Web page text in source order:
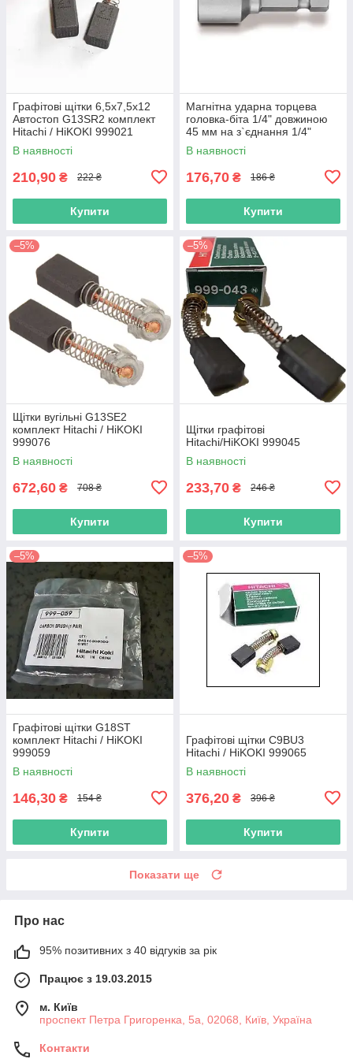
Графітові щітки 6,5х7,5х12
Автостоп G13SR2 комплект
Hitachi / HiKOKI 999021
В наявності
210,90 ₴ 222 ₴
Купити
Магнітна ударна торцева
головка-біта 1/4" довжиною
45 мм на з`єднання 1/4"
Hikoki (Hitachi) 752362
В наявності
176,70 ₴ 186 ₴
Купити
–5%
Щітки вугільні G13SE2
комплект Hitachi / HiKOKI
999076
В наявності
672,60 ₴ 708 ₴
Купити
–5%
Щітки графітові
Hitachi/HiKOKI 999045
В наявності
233,70 ₴ 246 ₴
Купити
–5%
Графітові щітки G18ST
комплект Hitachi / HiKOKI
999059
В наявності
146,30 ₴ 154 ₴
Купити
–5%
Графітові щітки C9BU3
Hitachi / HiKOKI 999065
В наявності
376,20 ₴ 396 ₴
Купити
Показати ще
Про нас
95% позитивних з 40 відгуків за рік
Працює з 19.03.2015
м. Київ
проспект Петра Григоренка, 5а, 02068, Київ, Україна
Контакти